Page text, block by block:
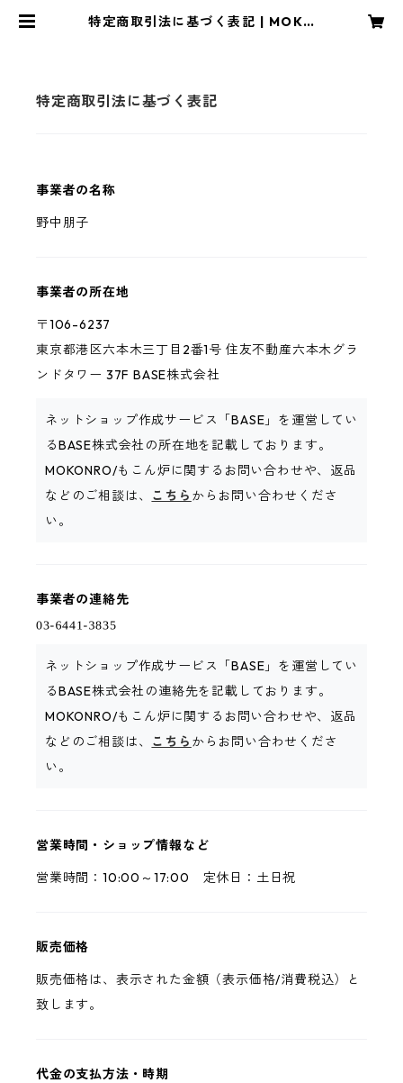
特定商取引法に基づく表記 | MOKO
特定商取引法に基づく表記
事業者の名称
野中朋子
事業者の所在地
〒106-6237
東京都港区六本木三丁目2番1号 住友不動産六本木グラ
ンドタワー 37F BASE株式会社
ネットショップ作成サービス「BASE」を運営してい
るBASE株式会社の所在地を記載しております。
MOKONRO/もこん炉に関するお問い合わせや、返品
などのご相談は、 こちら からお問い合わせくださ
い。
事業者の連絡先
ネットショップ作成サービス「BASE」を運営してい
るBASE株式会社の連絡先を記載しております。
MOKONRO/もこん炉に関するお問い合わせや、返品
などのご相談は、 こちら からお問い合わせくださ
い。
営業時間・ショップ情報など
営業時間：10:00～17:00 定休日：土日祝
販売価格
販売価格は、表示された金額（表示価格/消費税込）と
致します。
代金の支払方法・時期